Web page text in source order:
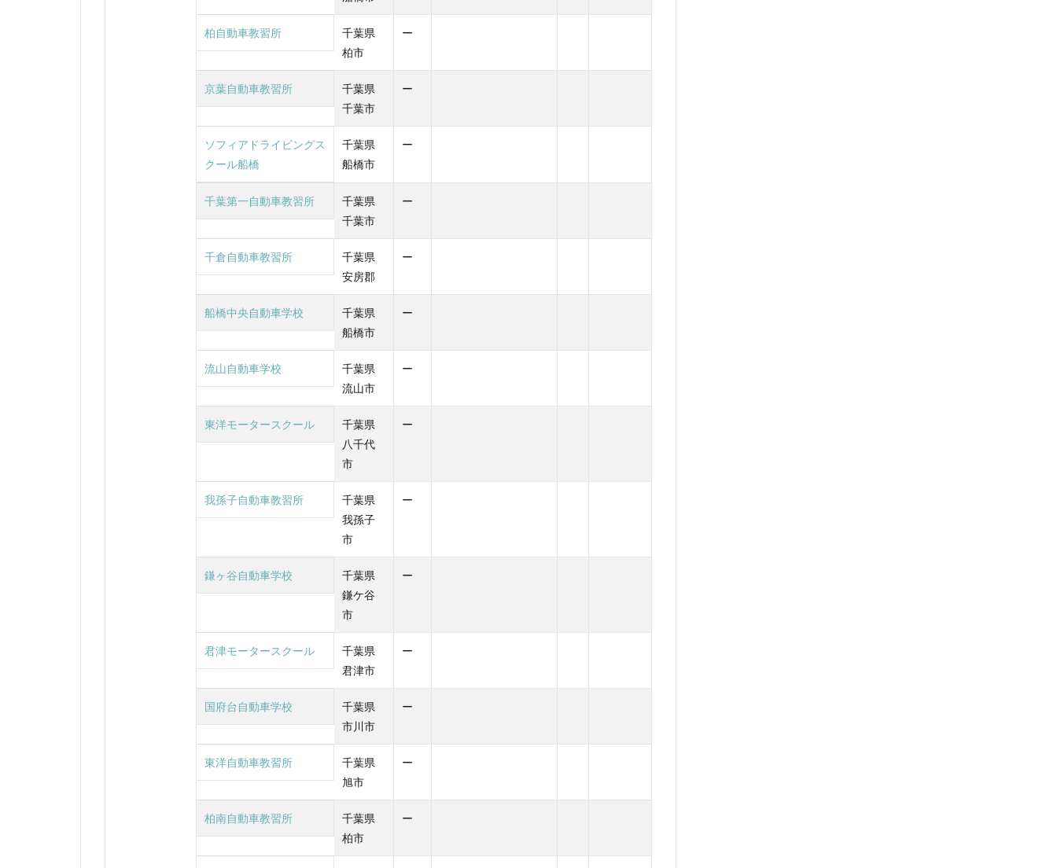
柏自動車教習所
千葉県
柏市
ー
京葉自動車教習所
千葉県
千葉市
ー
ソフィアドライビングス
クール船橋
千葉県
船橋市
ー
千葉第一自動車教習所
千葉県
千葉市
ー
千倉自動車教習所
千葉県
安房郡
ー
船橋中央自動車学校
千葉県
船橋市
ー
流山自動車学校
千葉県
流山市
ー
東洋モータースクール
千葉県
八千代
市
ー
我孫子自動車教習所
千葉県
我孫子
市
ー
鎌ヶ谷自動車学校
千葉県
鎌ケ谷
市
ー
君津モータースクール
千葉県
君津市
ー
国府台自動車学校
千葉県
市川市
ー
東洋自動車教習所
千葉県
旭市
ー
柏南自動車教習所
千葉県
柏市
ー